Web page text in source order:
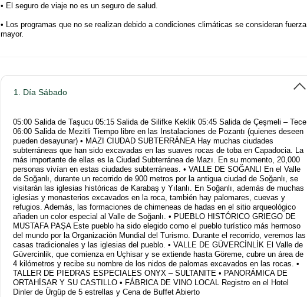
• El seguro de viaje no es un seguro de salud.
• Los programas que no se realizan debido a condiciones climáticas se consideran fuerza
mayor.
1. Día Sábado
05:00 Salida de Taşucu 05:15 Salida de Silifke Keklik 05:45 Salida de Çeşmeli – Tece
06:00 Salida de Mezitli Tiempo libre en las Instalaciones de Pozantı (quienes deseen
pueden desayunar) • MAZI CIUDAD SUBTERRÁNEA Hay muchas ciudades
subterráneas que han sido excavadas en las suaves rocas de toba en Capadocia. La
más importante de ellas es la Ciudad Subterránea de Mazı. En su momento, 20,000
personas vivían en estas ciudades subterráneas. • VALLE DE SOĞANLI En el Valle
de Soğanlı, durante un recorrido de 900 metros por la antigua ciudad de Soğanlı, se
visitarán las iglesias históricas de Karabaş y Yılanlı. En Soğanlı, además de muchas
iglesias y monasterios excavados en la roca, también hay palomares, cuevas y
refugios. Además, las formaciones de chimeneas de hadas en el sitio arqueológico
añaden un color especial al Valle de Soğanlı. • PUEBLO HISTÓRICO GRIEGO DE
MUSTAFA PAŞA Este pueblo ha sido elegido como el pueblo turístico más hermoso
del mundo por la Organización Mundial del Turismo. Durante el recorrido, veremos las
casas tradicionales y las iglesias del pueblo. • VALLE DE GÜVERCİNLİK El Valle de
Güvercinlik, que comienza en Uçhisar y se extiende hasta Göreme, cubre un área de
4 kilómetros y recibe su nombre de los nidos de palomas excavados en las rocas. •
TALLER DE PIEDRAS ESPECIALES ONYX – SULTANITE • PANORÁMICA DE
ORTAHİSAR Y SU CASTILLO • FÁBRICA DE VINO LOCAL Registro en el Hotel
Dinler de Ürgüp de 5 estrellas y Cena de Buffet Abierto